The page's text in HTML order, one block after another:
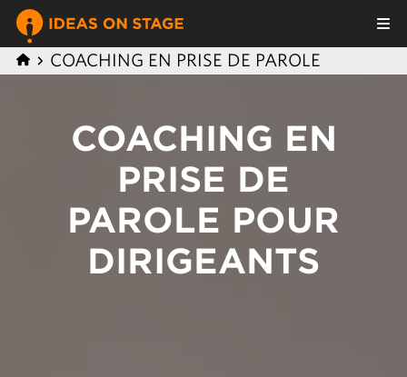
COACHING EN PRISE DE PAROLE
COACHING EN
PRISE DE
PAROLE POUR
DIRIGEANTS